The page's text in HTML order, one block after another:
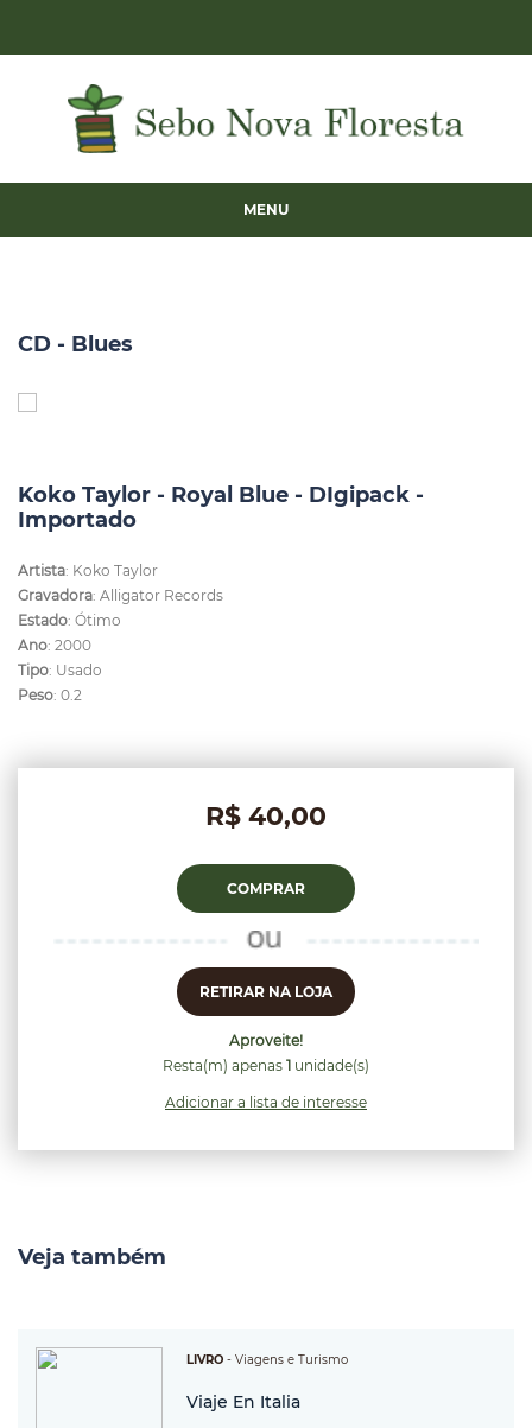
MENU
CD - Blues
Koko Taylor - Royal Blue - DIgipack -
Importado
Artista: Koko Taylor
Gravadora: Alligator Records
Estado: Ótimo
Ano: 2000
Tipo: Usado
Peso: 0.2
R$ 40,00
COMPRAR
RETIRAR NA LOJA
Aproveite!
Resta(m) apenas 1 unidade(s)
Adicionar a lista de interesse
Veja também
LIVRO - Viagens e Turismo
Viaje En Italia